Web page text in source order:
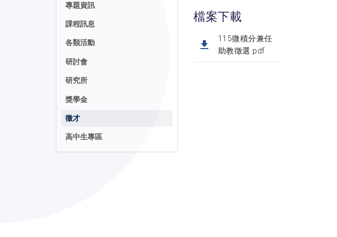
專題資訊
課程訊息
各類活動
研討會
研究所
獎學金
徵才
高中生專區
檔案下載
115微積分兼任
助教徵選.pdf